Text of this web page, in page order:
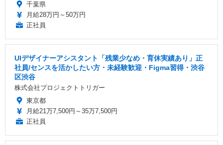
千葉県
月給28万円～50万円
正社員
UIデザイナーアシスタント「残業少なめ・育休実績あり」正
社員/センスを活かしたい方・未経験歓迎・Figma習得・渋谷
区渋谷
株式会社プロジェクトトリガー
東京都
月給21万7,500円～35万7,500円
正社員